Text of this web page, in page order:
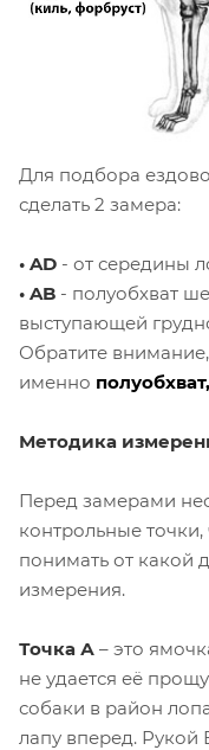
Для подбора
сделать 2 замера:
• AD - от середины
• AB - полуобхват
выступающей
Обратите
именно полуобхват,
Методика
Перед замерами
контрольные
понимать от какой
измерения.
Точка А – это
не удается её
собаки в район
лапу вперед. Рукой